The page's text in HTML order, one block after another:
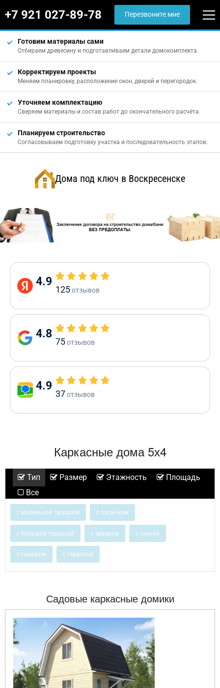
+7 921 027-89-78 Перезвоните мне
Готовим материалы сами
Отбираем древесину и подготавливаем детали домокомплекта.
Корректируем проекты
Меняем планировку, расположение окон, дверей и перегородок.
Уточняем комплектацию
Сверяем материалы и состав работ до окончательного расчёта.
Планируем строительство
Согласовываем подготовку участка и последовательность этапов.
Дома под ключ в Воскресенске
4.9
125отзывов
4.8
75отзывов
4.9
37отзывов
Каркасные дома 5х4
Тип Размер Этажность
Площадь
Все
с маленькой террасой с балконом
с большой террасой с эркером с сауной
с гаражом с террасой
Садовые каркасные домики